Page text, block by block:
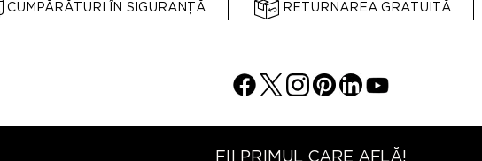
CUMPĂRĂTURI ÎN SIGURANȚĂ RETURNAREA GRATUITĂ
FII PRIMUL CARE AFLĂ!